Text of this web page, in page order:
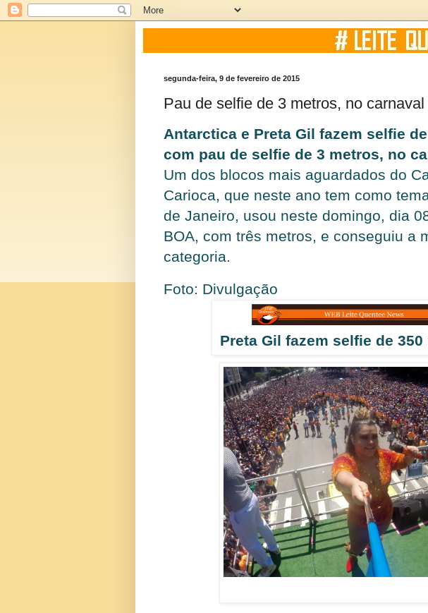
segunda-feira, 9 de fevereiro de 2015
Pau de selfie de 3 metros, no
Antarctica e Preta Gil fazem selfie
com pau de selfie de 3 metros, no
Um dos blocos mais aguardados do
Carioca, que neste ano tem como
de Janeiro, usou neste domingo, dia
BOA, com três metros, e conseguiu a
categoria.
Foto: Divulgação
Preta Gil fazem selfie de